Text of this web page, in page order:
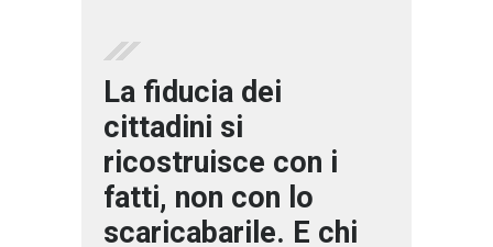
La fiducia dei
cittadini si
ricostruisce con i
fatti, non con lo
scaricabarile. E chi